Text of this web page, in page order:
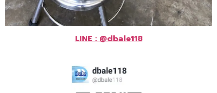
LINE : @dbale118